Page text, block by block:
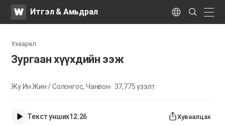
WATVИтгэл & Амьдрал Language
Search
Submit
Ухаарал
Зургаан хүүхдийн ээж
Жу Ин Жин / Солонгос, Чанвон 37,775үзэлт
Текст унших12:26 Хуваалцах